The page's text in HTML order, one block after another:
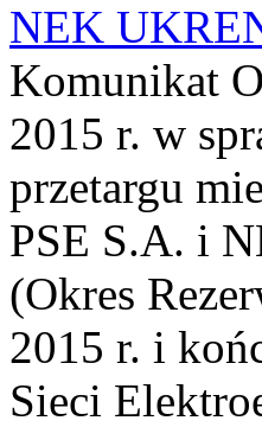
NEK
Komunikat
2015 r. w
przetargu
PSE S.A. i
(Okres
2015 r. i
Sieci